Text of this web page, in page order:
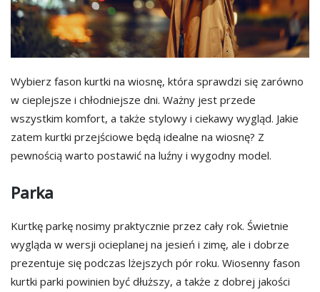
Wybierz fason kurtki na wiosnę, która sprawdzi się zarówno
w cieplejsze i chłodniejsze dni. Ważny jest przede
wszystkim komfort, a także stylowy i ciekawy wygląd. Jakie
zatem kurtki przejściowe będą idealne na wiosnę? Z
pewnością warto postawić na luźny i wygodny model.
Parka
Kurtkę parkę nosimy praktycznie przez cały rok. Świetnie
wygląda w wersji ocieplanej na jesień i zimę, ale i dobrze
prezentuje się podczas lżejszych pór roku. Wiosenny fason
kurtki parki powinien być dłuższy, a także z dobrej jakości